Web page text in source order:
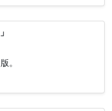
45-2698/45-655/45-2
45-2112/45-2131/45-6
2120/45-2121/45-268
45-2126-1/45-2127-
。